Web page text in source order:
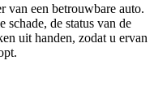
van een betrouwbare auto.
schade, de status van de
uit handen, zodat u ervan